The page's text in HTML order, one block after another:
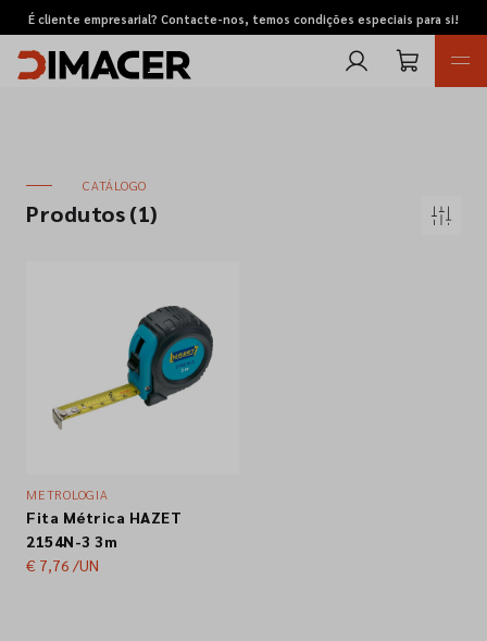
É cliente empresarial? Contacte-nos, temos condições especiais para si!
Pedidos de cotação
Marcas
Empresa
CATÁLOGO
Produtos(1)
METROLOGIA
Fita Métrica HAZET
2154N-3 3m
€ 7,76 /UN